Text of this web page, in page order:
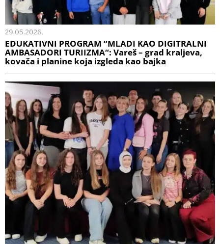
29.05.2026.
EDUKATIVNI PROGRAM “MLADI KAO DIGITRALNI
AMBASADORI TURIIZMA“: Vareš – grad kraljeva,
kovača i planine koja izgleda kao bajka